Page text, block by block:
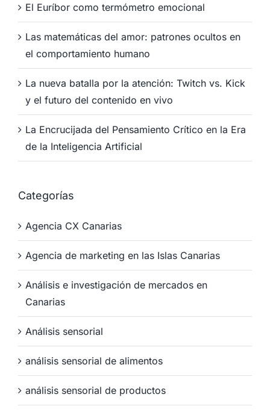
El Euríbor como termómetro emocional
Las matemáticas del amor: patrones ocultos en
el comportamiento humano
La nueva batalla por la atención: Twitch vs. Kick
y el futuro del contenido en vivo
La Encrucijada del Pensamiento Crítico en la Era
de la Inteligencia Artificial
Categorías
Agencia CX Canarias
Agencia de marketing en las Islas Canarias
Análisis e investigación de mercados en
Canarias
Análisis sensorial
análisis sensorial de alimentos
análisis sensorial de productos